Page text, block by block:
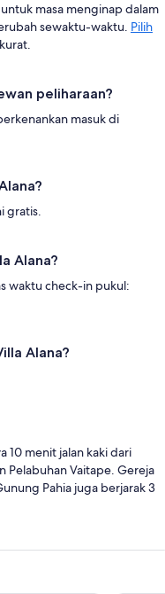
masa menginap dalam
sewaktu-waktu. Pilih
peliharaan?
masuk di
gratis.
Alana?
waktu check-in pukul:
Alana?
10 menit jalan kaki dari
Pelabuhan Vaitape. Gereja
Pahia juga berjarak 3